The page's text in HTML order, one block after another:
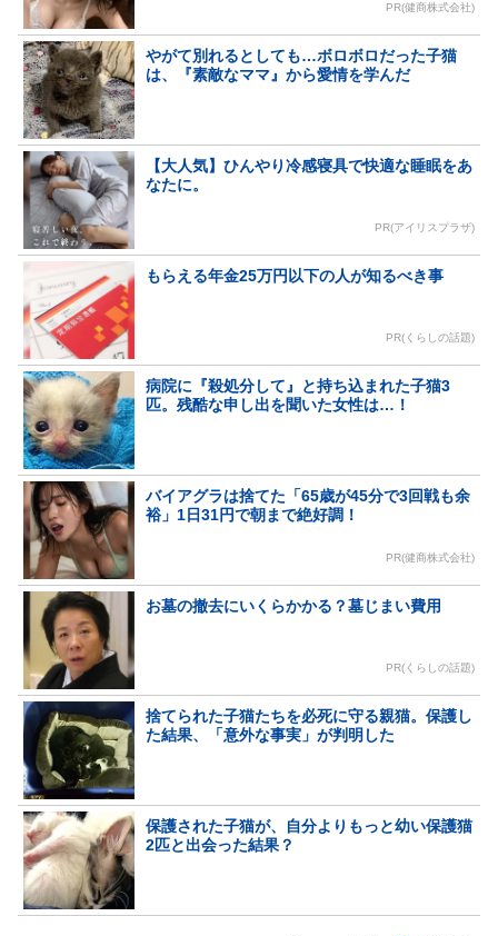
PR(健商株式会社)
やがて別れるとしても…ボロボロだった子猫
は、『素敵なママ』から愛情を学んだ
【大人気】ひんやり冷感寝具で快適な睡眠をあ
なたに。
PR(アイリスプラザ)
もらえる年金25万円以下の人が知るべき事
PR(くらしの話題)
病院に『殺処分して』と持ち込まれた子猫3
匹。残酷な申し出を聞いた女性は…！
バイアグラは捨てた「65歳が45分で3回戦も余
裕」1日31円で朝まで絶好調！
PR(健商株式会社)
お墓の撤去にいくらかかる？墓じまい費用
PR(くらしの話題)
捨てられた子猫たちを必死に守る親猫。保護し
た結果、「意外な事実」が判明した
保護された子猫が、自分よりもっと幼い保護猫
2匹と出会った結果？